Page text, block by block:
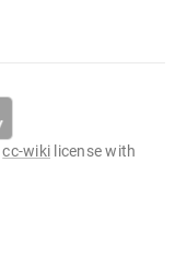
cc-wiki license with